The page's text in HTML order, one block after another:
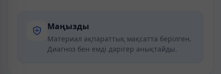
Маңызды
Материал ақпараттық мақсатта берілген.
Диагноз бен емді дәрігер анықтайды.